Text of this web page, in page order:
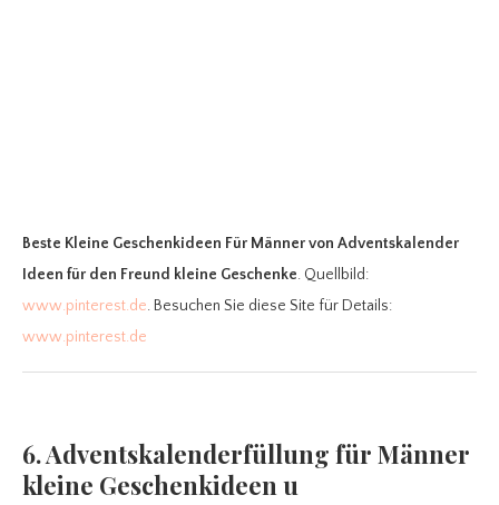
Beste Kleine Geschenkideen Für Männervon Adventskalender
Ideen für den Freund kleine Geschenke. Quellbild:
www.pinterest.de. Besuchen Sie diese Site für Details:
www.pinterest.de
6. Adventskalenderfüllung für Männer
kleine Geschenkideen u